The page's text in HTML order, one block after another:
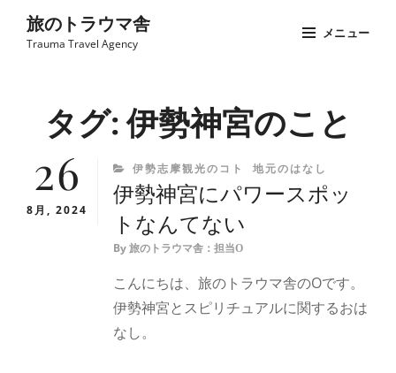
旅のトラウマ舎
Trauma Travel Agency
メニュー
タグ:伊勢神宮のこと
26
8月, 2024
CATEGORIES
伊勢志摩観光のコト 地元のはなし
伊勢神宮にパワースポッ
トなんてない
By 旅のトラウマ舎：担当O
こんにちは、旅のトラウマ舎のOです。
伊勢神宮とスピリチュアルに関するおは
なし。